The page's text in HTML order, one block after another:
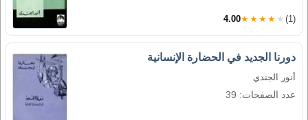
4.00★★★★★ (1)
دورنا الجديد في الحضارة الإنسانية
أنور الجندي
عدد الصفحات: 39